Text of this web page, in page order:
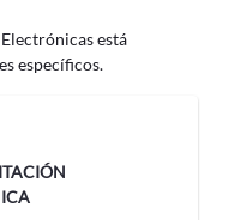
está
específicos.